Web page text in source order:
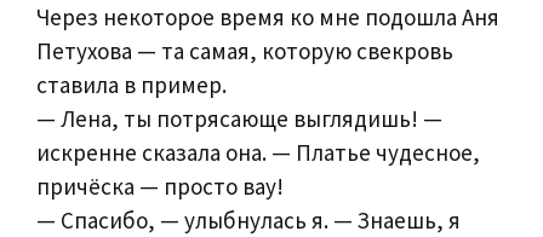
Через некоторое время ко мне подошла Аня
Петухова — та самая, которую свекровь
ставила в пример.
— Лена, ты потрясающе выглядишь! —
искренне сказала она. — Платье чудесное,
причёска — просто вау!
— Спасибо, — улыбнулась я. — Знаешь, я